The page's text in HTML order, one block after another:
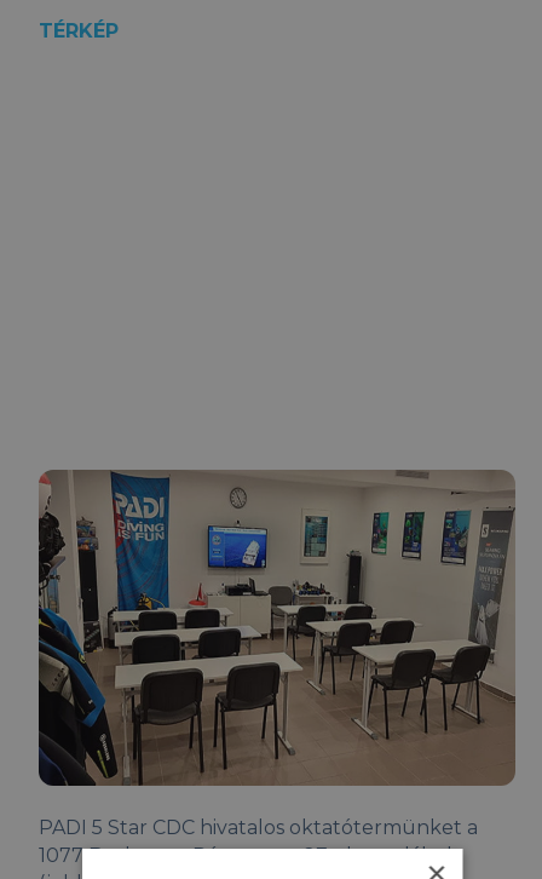
TÉRKÉP
PADI 5 Star CDC hivatalos oktatótermünket a
1077 Budapest, Rózsa utca 27. alatt találod